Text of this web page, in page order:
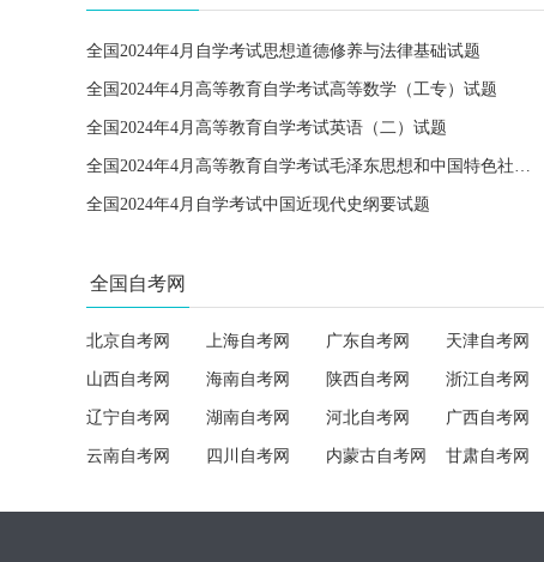
全国2024年4月自学考试思想道德修养与法律基础试题
全国2024年4月高等教育自学考试高等数学（工专）试题
全国2024年4月高等教育自学考试英语（二）试题
全国2024年4月高等教育自学考试毛泽东思想和中国特色社会主义理论体系概论试题
全国2024年4月自学考试中国近现代史纲要试题
全国自考网
北京自考网 上海自考网 广东自考网 天津自考网
山西自考网 海南自考网 陕西自考网 浙江自考网
辽宁自考网 湖南自考网 河北自考网 广西自考网
云南自考网 四川自考网 内蒙古自考网 甘肃自考网